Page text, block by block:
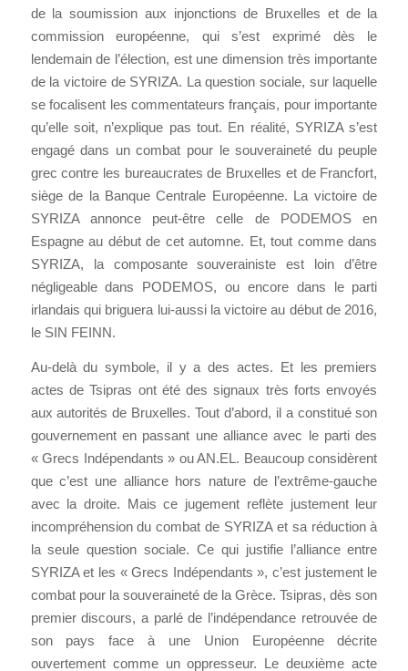
de la soumission aux injonctions de Bruxelles et de la
commission européenne, qui s’est exprimé dès le
lendemain de l’élection, est une dimension très importante
de la victoire de SYRIZA. La question sociale, sur laquelle
se focalisent les commentateurs français, pour importante
qu’elle soit, n’explique pas tout. En réalité, SYRIZA s’est
engagé dans un combat pour le souveraineté du peuple
grec contre les bureaucrates de Bruxelles et de Francfort,
siège de la Banque Centrale Européenne. La victoire de
SYRIZA annonce peut-être celle de PODEMOS en
Espagne au début de cet automne. Et, tout comme dans
SYRIZA, la composante souverainiste est loin d’être
négligeable dans PODEMOS, ou encore dans le parti
irlandais qui briguera lui-aussi la victoire au début de 2016,
le SIN FEINN.
Au-delà du symbole, il y a des actes. Et les premiers
actes de Tsipras ont été des signaux très forts envoyés
aux autorités de Bruxelles. Tout d’abord, il a constitué son
gouvernement en passant une alliance avec le parti des
« Grecs Indépendants » ou AN.EL. Beaucoup considèrent
que c’est une alliance hors nature de l’extrême-gauche
avec la droite. Mais ce jugement reflète justement leur
incompréhension du combat de SYRIZA et sa réduction à
la seule question sociale. Ce qui justifie l’alliance entre
SYRIZA et les « Grecs Indépendants », c’est justement le
combat pour la souveraineté de la Grèce. Tsipras, dès son
premier discours, a parlé de l’indépendance retrouvée de
son pays face à une Union Européenne décrite
ouvertement comme un oppresseur. Le deuxième acte